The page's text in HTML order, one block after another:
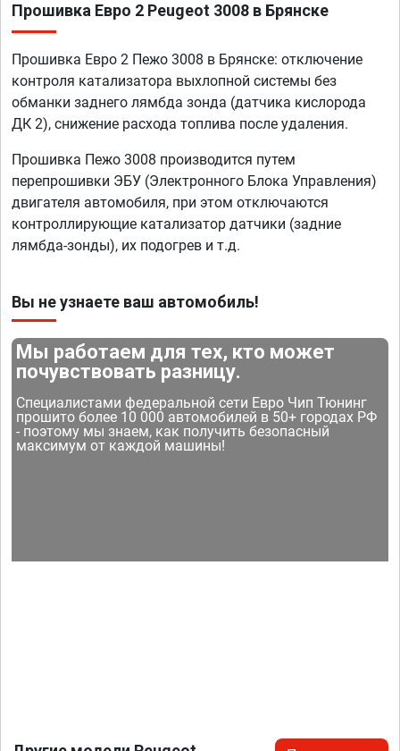
Прошивка Евро 2 Peugeot 3008 в Брянске
Прошивка Евро 2 Пежо 3008 в Брянске: отключение
контроля катализатора выхлопной системы без
обманки заднего лямбда зонда (датчика кислорода
ДК 2), снижение расхода топлива после удаления.
Прошивка Пежо 3008 производится путем
перепрошивки ЭБУ (Электронного Блока Управления)
двигателя автомобиля, при этом отключаются
контроллирующие катализатор датчики (задние
лямбда-зонды), их подогрев и т.д.
Вы не узнаете ваш автомобиль!
Мы работаем для тех, кто может
почувствовать разницу.
Специалистами федеральной сети Евро Чип Тюнинг
прошито более 10 000 автомобилей в 50+ городах РФ
- поэтому мы знаем, как получить безопасный
максимум от каждой машины!